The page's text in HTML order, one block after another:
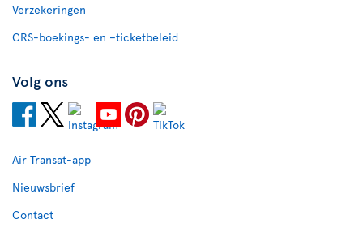
Verzekeringen
CRS-boekings- en –ticketbeleid
Volg ons
Air Transat-app
Nieuwsbrief
Contact